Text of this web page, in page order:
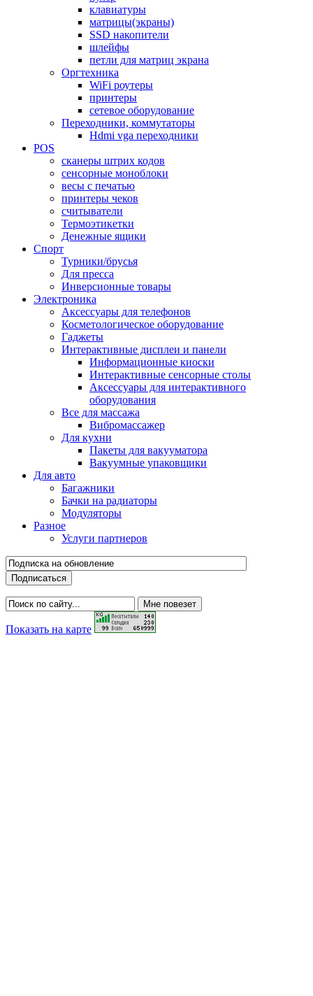
клавиатуры
матрицы(экраны)
SSD накопители
шлейфы
петли для матриц экрана
Оргтехника
WiFi роутеры
принтеры
сетевое оборудование
Переходники, коммутаторы
Hdmi vga переходники
POS
сканеры штрих кодов
сенсорные моноблоки
весы с печатью
принтеры чеков
считыватели
Термоэтикетки
Денежные ящики
Спорт
Турники/брусья
Для пресса
Инверсионные товары
Электроника
Аксессуары для телефонов
Косметологическое оборудование
Гаджеты
Интерактивные дисплеи и панели
Информационные киоски
Интерактивные сенсорные столы
Аксессуары для интерактивного
оборудования
Все для массажа
Вибромассажер
Для кухни
Пакеты для вакууматора
Вакуумные упаковщики
Для авто
Багажники
Бачки на радиаторы
Модуляторы
Разное
Услуги партнеров
Показать на карте